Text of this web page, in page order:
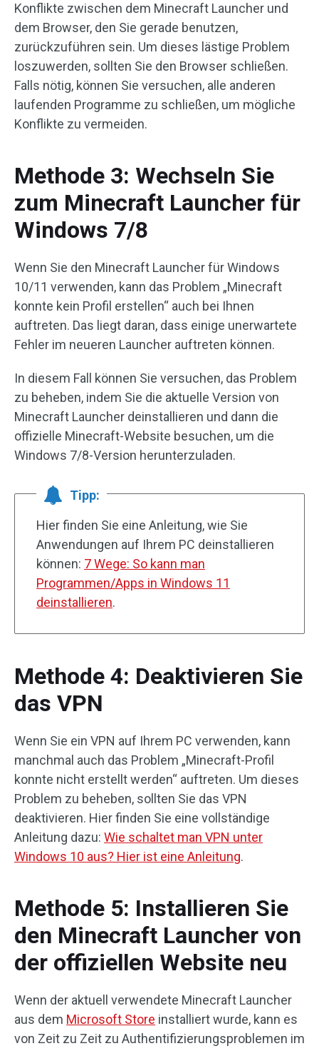
Konflikte zwischen dem Minecraft Launcher und
dem Browser, den Sie gerade benutzen,
zurückzuführen sein. Um dieses lästige Problem
loszuwerden, sollten Sie den Browser schließen.
Falls nötig, können Sie versuchen, alle anderen
laufenden Programme zu schließen, um mögliche
Konflikte zu vermeiden.
Methode 3: Wechseln Sie
zum Minecraft Launcher für
Windows 7/8
Wenn Sie den Minecraft Launcher für Windows
10/11 verwenden, kann das Problem „Minecraft
konnte kein Profil erstellen“ auch bei Ihnen
auftreten. Das liegt daran, dass einige unerwartete
Fehler im neueren Launcher auftreten können.
In diesem Fall können Sie versuchen, das Problem
zu beheben, indem Sie die aktuelle Version von
Minecraft Launcher deinstallieren und dann die
offizielle Minecraft-Website besuchen, um die
Windows 7/8-Version herunterzuladen.
Tipp:
Hier finden Sie eine Anleitung, wie Sie
Anwendungen auf Ihrem PC deinstallieren
können: 7 Wege: So kann man
Programmen/Apps in Windows 11
deinstallieren.
Methode 4: Deaktivieren Sie
das VPN
Wenn Sie ein VPN auf Ihrem PC verwenden, kann
manchmal auch das Problem „Minecraft-Profil
konnte nicht erstellt werden“ auftreten. Um dieses
Problem zu beheben, sollten Sie das VPN
deaktivieren. Hier finden Sie eine vollständige
Anleitung dazu: Wie schaltet man VPN unter
Windows 10 aus? Hier ist eine Anleitung.
Methode 5: Installieren Sie
den Minecraft Launcher von
der offiziellen Website neu
Wenn der aktuell verwendete Minecraft Launcher
aus dem Microsoft Store installiert wurde, kann es
von Zeit zu Zeit zu Authentifizierungsproblemen im